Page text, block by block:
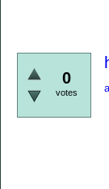
0
votes